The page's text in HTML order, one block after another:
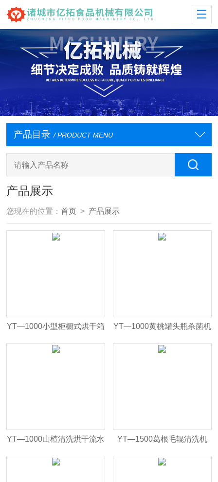
产品目录 / PRODUCT MENU
产品展示
您现在的位置：首页 > 产品展示
YT—1000小型柜橱式烘干箱 YT—1000黄桃罐头瓶杀菌机
YT—1000山楂清洗烘干流水
线
YT—1500葛根毛辊清洗机
草药清洗机